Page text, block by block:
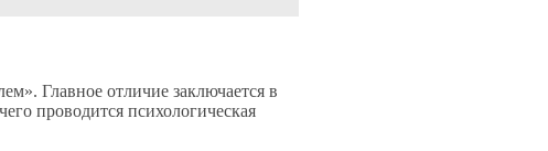
Главное отличие заключается в
проводится психологическая